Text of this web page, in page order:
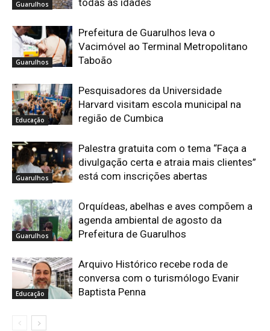
Guarulhos todas as idades
Guarulhos
Prefeitura de Guarulhos leva o
Vacimóvel ao Terminal Metropolitano
Taboão
Educação
Pesquisadores da Universidade
Harvard visitam escola municipal na
região de Cumbica
Guarulhos
Palestra gratuita com o tema “Faça a
divulgação certa e atraia mais clientes”
está com inscrições abertas
Guarulhos
Orquídeas, abelhas e aves compõem a
agenda ambiental de agosto da
Prefeitura de Guarulhos
Educação
Arquivo Histórico recebe roda de
conversa com o turismólogo Evanir
Baptista Penna